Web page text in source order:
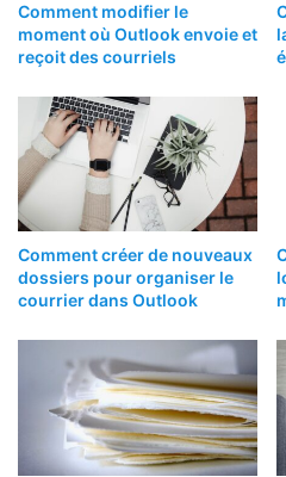
Comment modifier le
moment où Outlook envoie et
reçoit des courriels
Comment créer de nouveaux
dossiers pour organiser le
courrier dans Outlook